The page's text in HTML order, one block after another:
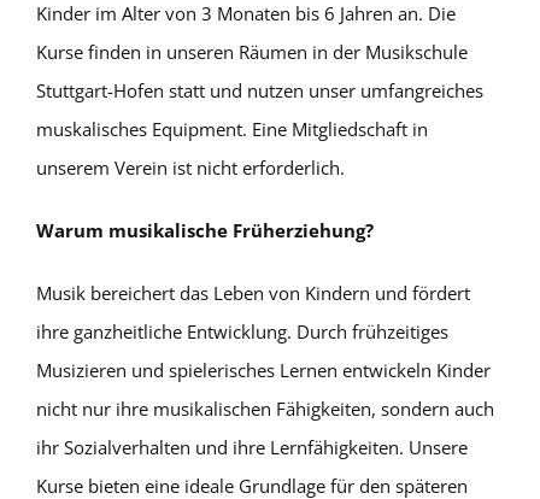
Kinder im Alter von 3 Monaten bis 6 Jahren an. Die
Kurse finden in unseren Räumen in der Musikschule
Stuttgart-Hofen statt und nutzen unser umfangreiches
muskalisches Equipment. Eine Mitgliedschaft in
unserem Verein ist nicht erforderlich.
Warum musikalische Früherziehung?
Musik bereichert das Leben von Kindern und fördert
ihre ganzheitliche Entwicklung. Durch frühzeitiges
Musizieren und spielerisches Lernen entwickeln Kinder
nicht nur ihre musikalischen Fähigkeiten, sondern auch
ihr Sozialverhalten und ihre Lernfähigkeiten. Unsere
Kurse bieten eine ideale Grundlage für den späteren